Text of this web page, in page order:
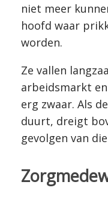
niet meer
hoofd waar
worden.
Ze vallen
arbeidsmarkt
erg zwaar. Als
duurt, dreigt
gevolgen van